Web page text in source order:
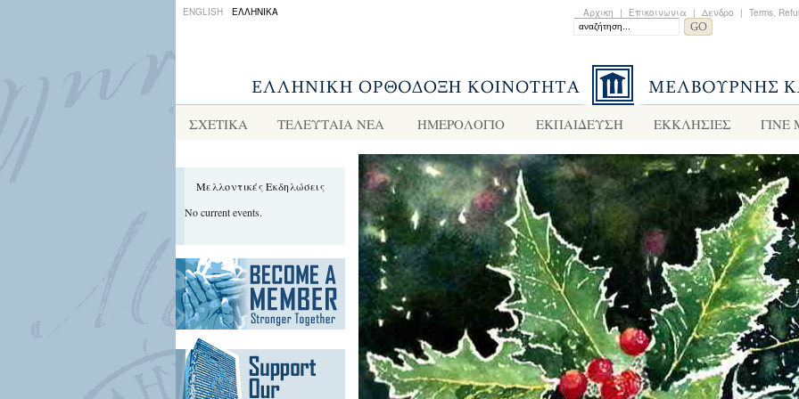
ENGLISH ΕΛΛΗΝΙΚΑ Αρχικη | Επικοινωνια | Δενδρο | Terms,
ΣΧΕΤΙΚΑ ΤΕΛΕΥΤΑΙΑ ΝΕΑ ΗΜΕΡΟΛΟΓΙΟ ΕΚΠΑΙΔΕΥΣΗ ΕΚΚΛΗΣΙΕΣ ΓΙΝΕ
Μελλοντικές Εκδηλώσεις
No current events.